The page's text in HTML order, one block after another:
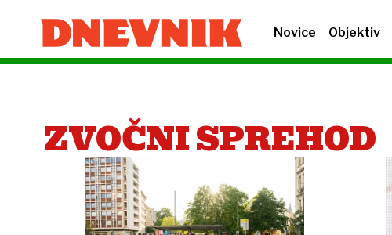
Novice Objektiv
ZVOČNI SPREHOD